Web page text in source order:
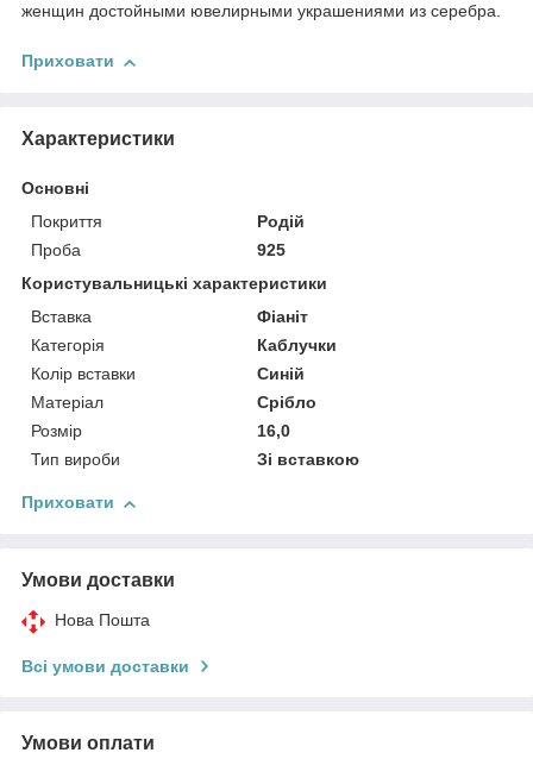
женщин достойными ювелирными украшениями из серебра.
Приховати
Характеристики
Основні
Покриття
Родій
Проба
925
Користувальницькі характеристики
Вставка
Фіаніт
Категорія
Каблучки
Колір вставки
Синій
Матеріал
Срібло
Розмір
16,0
Тип вироби
Зі вставкою
Приховати
Умови доставки
Нова Пошта
Всі умови доставки
Умови оплати